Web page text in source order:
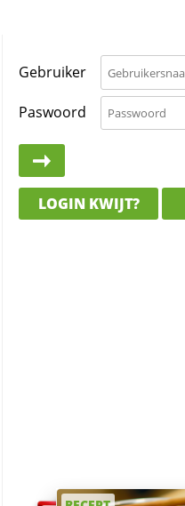
Gebruiker
Paswoord
LOGIN KWIJT?